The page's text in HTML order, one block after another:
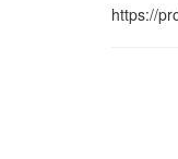
https://